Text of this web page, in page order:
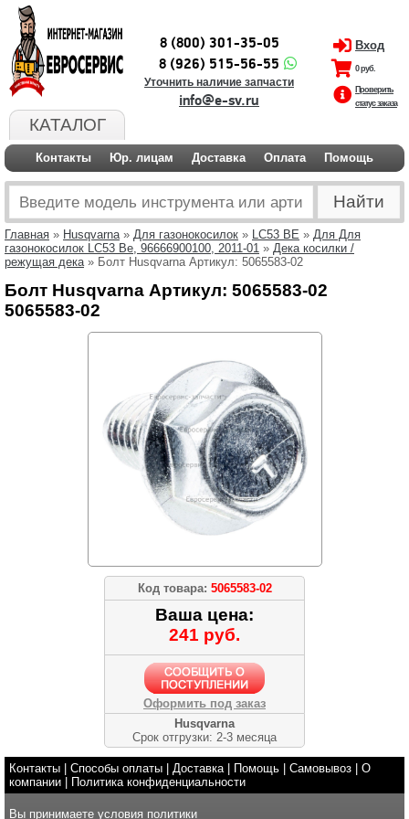
КАТАЛОГ
8 (800) 301-35-05
8 (926) 515-56-55
Уточнить наличие запчасти
info@e-sv.ru
Вход
0 руб.
Проверить
статус заказа
Контакты Юр. лицам Доставка Оплата Помощь
Главная » Husqvarna» Для газонокосилок » LC53 BE » Для Для
газонокосилок LC53 Be, 96666900100, 2011-01 » Дека косилки /
режущая дека» Болт Husqvarna Артикул: 5065583-02
Болт Husqvarna Артикул: 5065583-02
5065583-02
Код товара: 5065583-02
Ваша цена:
241 руб.
Оформить под заказ
Husqvarna
Срок отгрузки: 2-3 месяца
Контакты Способы оплаты Доставка| Помощь Самовывоз
О
компании
Политика конфиденциальности
Вы принимаете условия политики